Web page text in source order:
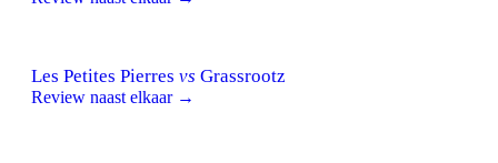
Les Petites Pierres vs Grassrootz
Review naast elkaar →